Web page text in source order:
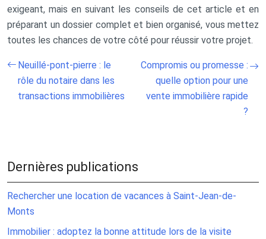
exigeant, mais en suivant les conseils de cet article et en
préparant un dossier complet et bien organisé, vous mettez
toutes les chances de votre côté pour réussir votre projet.
Neuillé-pont-pierre : le
rôle du notaire dans les
transactions immobilières
Compromis ou promesse :
quelle option pour une
vente immobilière rapide
?
Dernières publications
Rechercher une location de vacances à Saint-Jean-de-
Monts
Immobilier : adoptez la bonne attitude lors de la visite